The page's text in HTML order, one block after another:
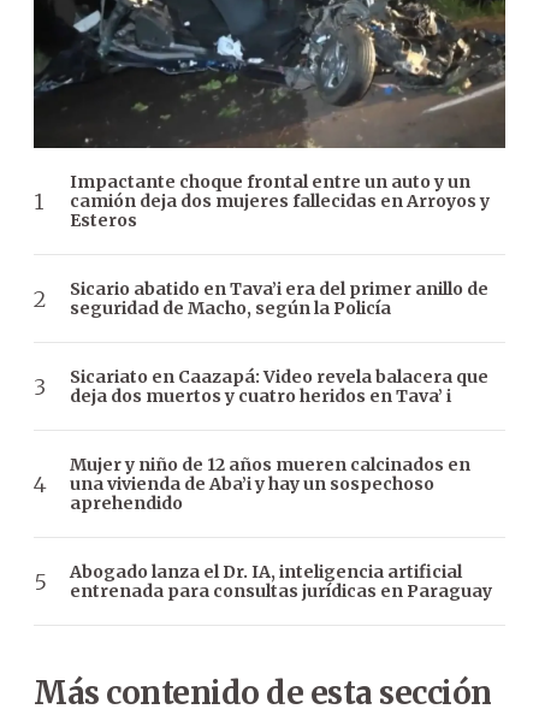
Impactante choque frontal entre un auto y un
camión deja dos mujeres fallecidas en Arroyos y
Esteros
Sicario abatido en Tava’i era del primer anillo de
seguridad de Macho, según la Policía
Sicariato en Caazapá: Video revela balacera que
deja dos muertos y cuatro heridos en Tava’ i
Mujer y niño de 12 años mueren calcinados en
una vivienda de Aba’i y hay un sospechoso
aprehendido
Abogado lanza el Dr. IA, inteligencia artificial
entrenada para consultas jurídicas en Paraguay
Más contenido de esta sección